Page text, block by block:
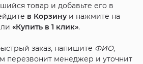
товар и добавьте его в
в Корзинуи нажмите на
«Купить в 1 клик».
заказ, напишите ФИО,
перезвонит менеджер и уточнит